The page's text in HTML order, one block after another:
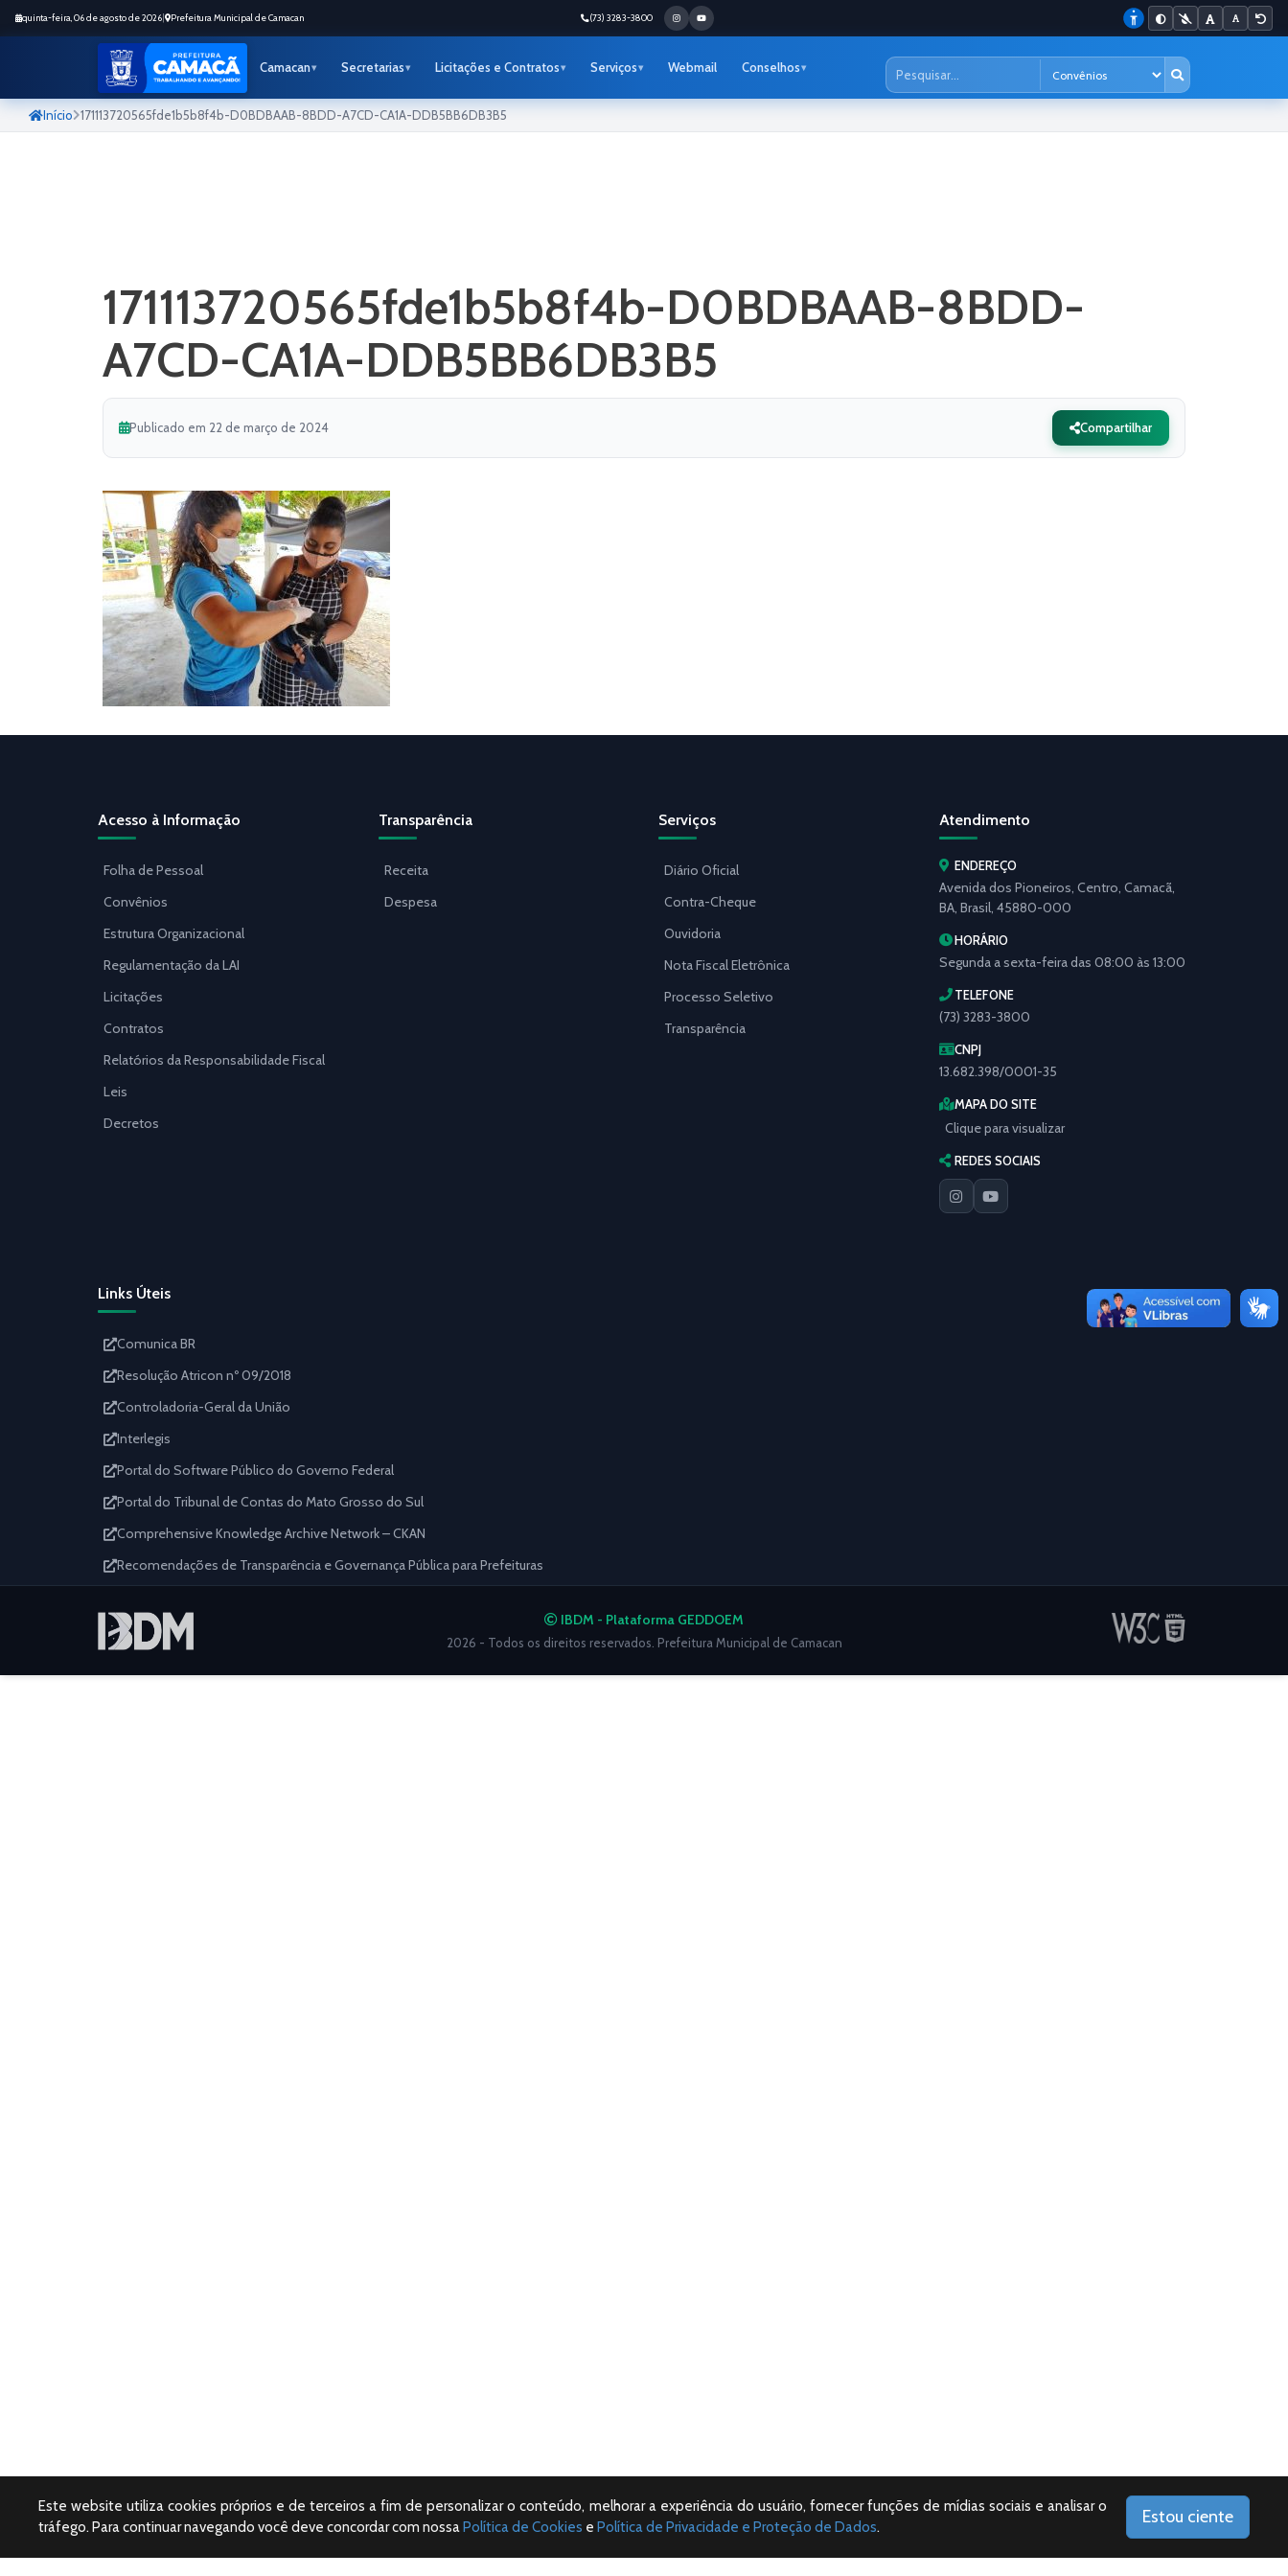
quinta-feira, 06 de agosto de 2026 Prefeitura Municipal de Camacan (73) 3283-3800
Camacan Secretarias Licitações e Contratos Serviços Webmail Conselhos
Início 171113720565fde1b5b8f4b-D0BDBAAB-8BDD-A7CD-CA1A-DDB5BB6DB3B5
171113720565fde1b5b8f4b-D0BDBAAB-8BDD-
A7CD-CA1A-DDB5BB6DB3B5
Publicado em 22 de março de 2024 Compartilhar
Acesso à Informação
Folha de Pessoal
Convênios
Estrutura Organizacional
Regulamentação da LAI
Licitações
Contratos
Relatórios da Responsabilidade Fiscal
Leis
Decretos
Transparência
Receita
Despesa
Serviços
Diário Oficial
Contra-Cheque
Ouvidoria
Nota Fiscal Eletrônica
Processo Seletivo
Transparência
Atendimento
ENDEREÇO
Avenida dos Pioneiros, Centro, Camacã,
BA, Brasil, 45880-000
HORÁRIO
Segunda a sexta-feira das 08:00 às 13:00
TELEFONE
(73) 3283-3800
CNPJ
13.682.398/0001-35
MAPA DO SITE
Clique para visualizar
REDES SOCIAIS
Links Úteis
Comunica BR
Resolução Atricon nº 09/2018
Controladoria-Geral da União
Interlegis
Portal do Software Público do Governo Federal
Portal do Tribunal de Contas do Mato Grosso do Sul
Comprehensive Knowledge Archive Network – CKAN
Recomendações de Transparência e Governança Pública para Prefeituras
IBDM - Plataforma GEDDOEM
2026 - Todos os direitos reservados. Prefeitura Municipal de Camacan
Este website utiliza cookies próprios e de terceiros a fim de personalizar o conteúdo, melhorar a experiência do usuário, fornecer funções de mídias sociais e analisar o
tráfego. Para continuar navegando você deve concordar com nossaPolítica de Cookies e Política de Privacidade e Proteção de Dados. Estou ciente